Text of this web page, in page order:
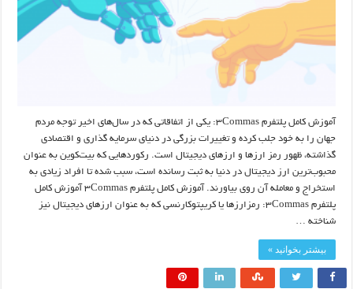
آموزش کامل پلتفرم ۳Commas: یکی از اتفاقاتی که در سال‌های اخیر توجه مردم
جهان را به خود جلب کرده و تغییرات بزرگی در دنیای سرمایه گذاری و اقتصادی
گذاشته، ظهور رمز ارزها و ارزهای دیجیتال است. رکوردهایی که بیت‌کوین به عنوان
محبوب‌ترین ارز دیجیتال در دنیا به ثبت رسانده است، سبب شده تا افراد زیادی به
استخراج و معامله آن روی بیاورند. آموزش کامل پلتفرم ۳Commas آموزش کامل
پلتفرم ۳Commas: رمزارزها یا کریپتوکارنسی که به عنوان ارزهای دیجیتال نیز
شناخته …
بیشتر بخوانید »